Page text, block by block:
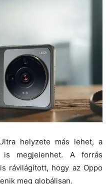
helyzete más lehet, a
is megjelenhet. A forrás
rávilágított, hogy az Oppo
meg globálisan.